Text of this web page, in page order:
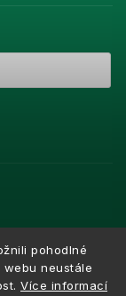
pohodlné
neustále
Více informací
vyhrazena.